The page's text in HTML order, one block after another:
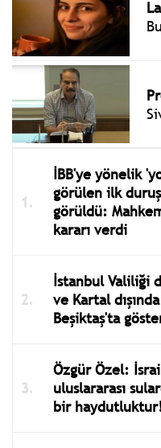
İBB'ye yönelik
görülen ilk
görüldü:
kararı verdi
İstanbul Valiliği
ve Kartal
Beşiktaş'ta
Özgür Özel:
uluslararası
bir